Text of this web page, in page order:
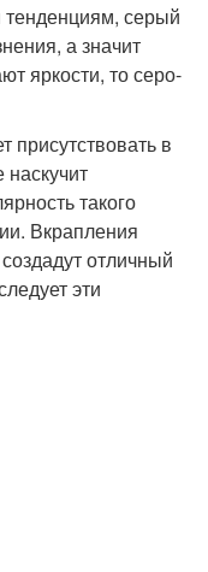
серый
а значит
яркости, то серо-
присутствовать в
такого
Вкрапления
отличный
эти